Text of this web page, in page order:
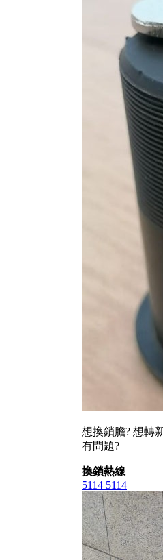
想換鎖膽? 想轉
有問題?
換鎖熱線
5114 5114